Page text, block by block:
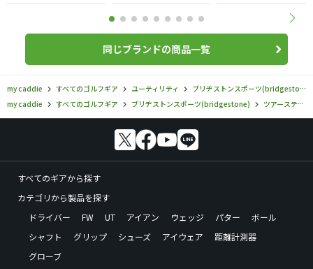
同じブランドの商品一覧
my caddie すべてのゴルフギア ユーティリティ
ブリヂストンスポーツ(bridgestone)
my caddie
すべてのゴルフギア ブリヂストンスポーツ(bridgestone) ツアーステージ X-BLADE
すべてのギアから探す
カテゴリから製品を探す
ドライバー
FW UT アイアン ウェッジ パター
ボール
シャフト
グリップ シューズ アイウェア
距離計測器
グローブ